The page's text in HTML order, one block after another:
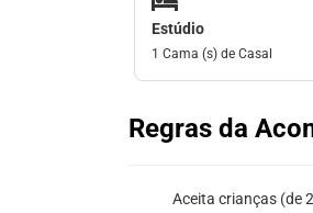
Estúdio
1 Cama (s) de Casal
Regras da
Aceita crianças (de